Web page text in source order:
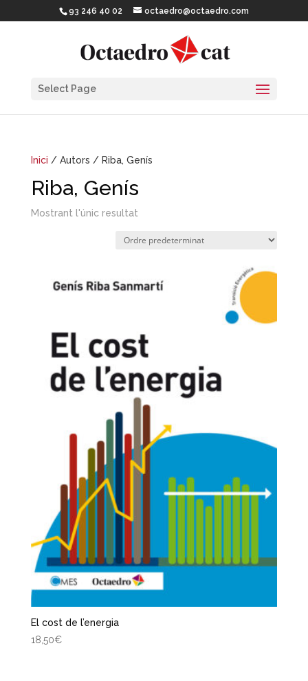
93 246 40 02 octaedro@octaedro.com
Select Page
Inici / Autors / Riba, Genís
Riba, Genís
Mostrant l'únic resultat
El cost de l’energia
18,50€